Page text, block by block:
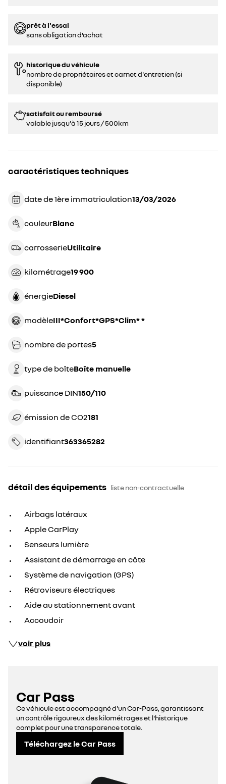
prêt à l'essai
sans obligation d’achat
historique du véhicule
nombre de propriétaires et carnet d'entretien (si
disponible)
satisfait ou remboursé
valable jusqu'à 15 jours / 500km
caractéristiques techniques
date de 1ère immatriculation 13/03/2026
couleur blanc
carrosserie utilitaire
kilométrage 19 900
énergie diesel
modèle III*Confort*GPS*Clim* *
nombre de portes5
type de boîte boîte manuelle
puissance DIN 150/110
émission de CO2 181
identifiant 363365282
détail des équipements liste non-contractuelle
Airbags latéraux
Apple CarPlay
Senseurs lumière
Assistant de démarrage en côte
Système de navigation (GPS)
Rétroviseurs électriques
Aide au stationnement avant
Accoudoir
voir plus
Car Pass
Ce véhicule est accompagné d'un Car-Pass, garantissant
un contrôle rigoureux des kilométrages et l'historique
complet pour une transparence totale.
Téléchargez le Car Pass